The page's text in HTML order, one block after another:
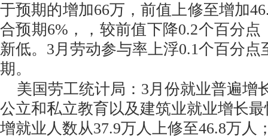
于预期的增加66万，前值上修至增加
合预期6%，，较前值下降0.2个百分点
新低。3月劳动参与率上浮0.1个百分点
期。
美国劳工统计局：3月份就业普遍增
公立和私立教育以及建筑业就业增长
增就业人数从37.9万人上修至46.8万人